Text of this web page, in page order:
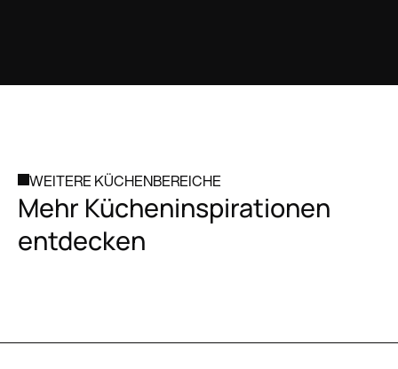
WEITERE KÜCHENBEREICHE
Mehr Kücheninspirationen
entdecken